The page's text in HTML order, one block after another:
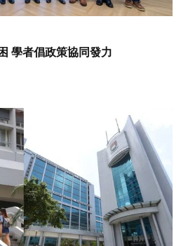
學者倡政策協同發力